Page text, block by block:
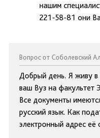
нашим
221-58-81 они
Вопрос от Соболевский
Добрый день. Я живу в
ваш Вуз на факультет
Все документы
русский язык. Как
электронный адрес её